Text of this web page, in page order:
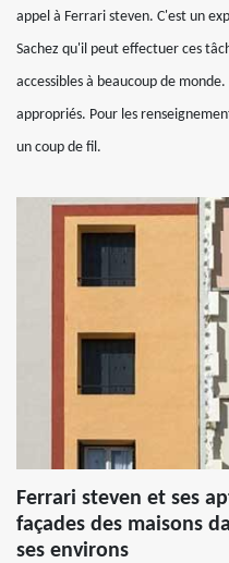
appel à Ferrari steven. C'est un
Sachez qu'il peut effectuer ces
accessibles à beaucoup de
appropriés. Pour les
un coup de fil.
Ferrari steven et ses
façades des maisons
ses environs